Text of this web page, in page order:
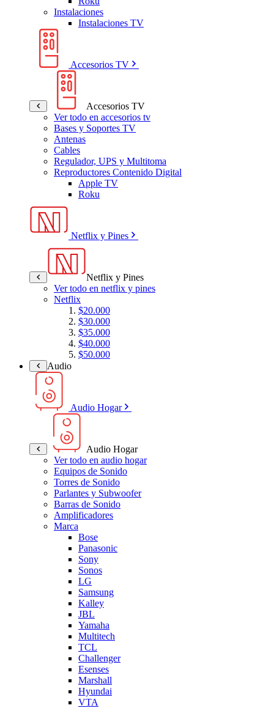
Instalaciones
Instalaciones TV
Accesorios TV
Accesorios TV
Ver todo en accesorios tv
Bases y Soportes TV
Antenas
Cables
Regulador, UPS y Multitoma
Reproductores Contenido Digital
Apple TV
Roku
Netflix y Pines
Netflix y Pines
Ver todo en netflix y pines
Netflix
$20.000
$30.000
$35.000
$40.000
$50.000
Audio
Audio Hogar
Audio Hogar
Ver todo en audio hogar
Equipos de Sonido
Torres de Sonido
Parlantes y Subwoofer
Barras de Sonido
Amplificadores
Marca
Bose
Panasonic
Sony
Sonos
LG
Samsung
Kalley
JBL
Yamaha
Multitech
TCL
Challenger
Esenses
Marshall
Hyundai
VTA